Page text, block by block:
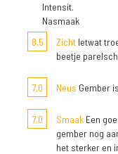
Intensit.
Nasmaak
8,5
Zicht Ietwat
beetje
7,0 Neus Gember
7,0 Smaak Een
gember nog
het sterker en